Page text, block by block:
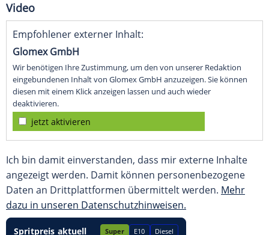
Video
Empfohlener externer Inhalt:
Glomex GmbH
Wir benötigen Ihre Zustimmung, um den von unserer Redaktion
eingebundenen Inhalt von Glomex GmbH anzuzeigen. Sie können
diesen mit einem Klick anzeigen lassen und auch wieder
deaktivieren.
jetzt aktivieren
Ich bin damit einverstanden, dass mir externe Inhalte
angezeigt werden. Damit können personenbezogene
Daten an Drittplattformen übermittelt werden. Mehr
dazu in unseren Datenschutzhinweisen.